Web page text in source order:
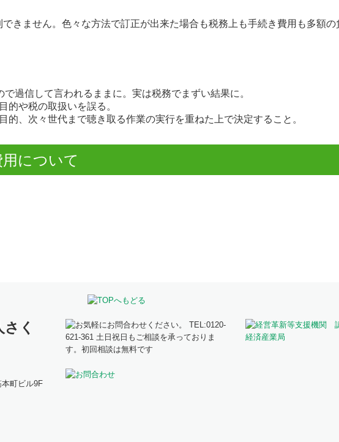
きません。色々な方法で訂正が出来た場合も税務上も手続き費用も多額
過信して言われるままに。実は税務でまずい結果に。
や税の取扱いを誤る。
、次々世代まで聴き取る作業の実行を重ねた上で決定すること。
について
町ビル9F